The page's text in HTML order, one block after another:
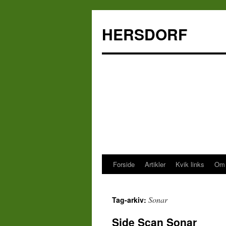
HERSDORF
Hop
indhold
Forside Artikler Kvik links
Tag-arkiv: Sonar
Side Scan Sonar